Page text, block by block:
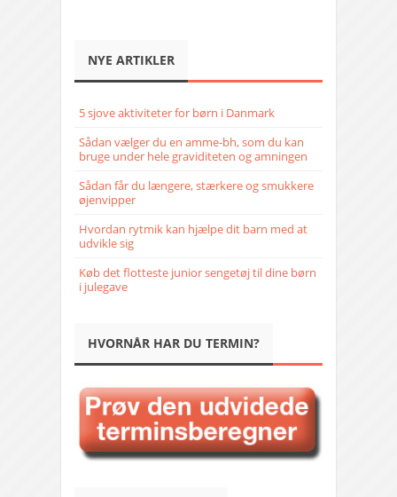
NYE ARTIKLER
5 sjove aktiviteter for børn i Danmark
Sådan vælger du en amme-bh, som du kan
bruge under hele graviditeten og amningen
Sådan får du længere, stærkere og smukkere
øjenvipper
Hvordan rytmik kan hjælpe dit barn med at
udvikle sig
Køb det flotteste junior sengetøj til dine børn
i julegave
HVORNÅR HAR DU TERMIN?